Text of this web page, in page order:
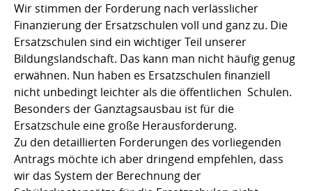
Wir stimmen der Forderung nach verlässlicher
Finanzierung der Ersatzschulen voll und ganz zu. Die
Ersatzschulen sind ein wichtiger Teil unserer
Bildungslandschaft. Das kann man nicht häufig genug
erwähnen. Nun haben es Ersatzschulen finanziell
nicht unbedingt leichter als die öffentlichen Schulen.
Besonders der Ganztagsausbau ist für die
Ersatzschule eine große Herausforderung.
Zu den detaillierten Forderungen des vorliegenden
Antrags möchte ich aber dringend empfehlen, dass
wir das System der Berechnung der